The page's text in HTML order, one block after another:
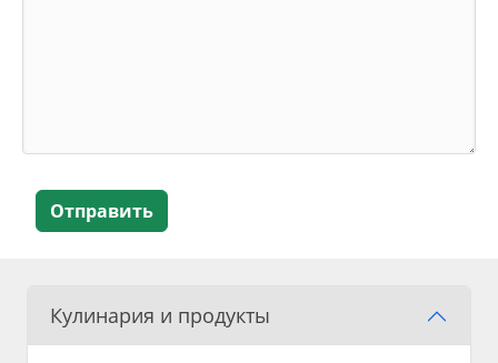
Отправить
Кулинария и продукты